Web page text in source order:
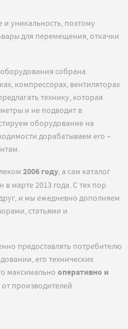
уникальность, поэтому
для перемещения, откачки
собрана
компрессорах, вентиляторах
технику, которая
и не подводит в
оборудование на
дорабатываем его –
2006 году , а сам каталог
марте 2013 года. С тех пор
и мы ежедневно дополняем
статьями и
предоставлять потребителю
его технических
максимально оперативно и
производителей.